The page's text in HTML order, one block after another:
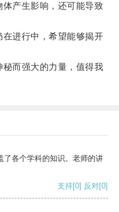
产生影响，还可能导致
进行中，希望能够揭开
而强大的力量，值得我
了各个学科的知识。老师的讲
支持[0] 反对[0]